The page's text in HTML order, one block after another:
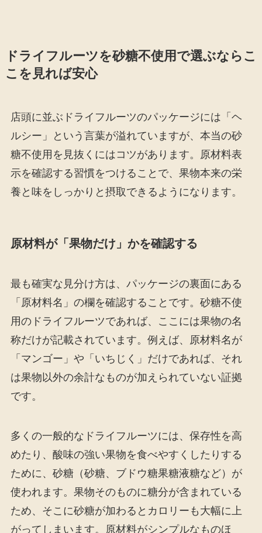
ドライフルーツを砂糖不使用で選ぶならこ
こを見れば安心
店頭に並ぶドライフルーツのパッケージには「ヘ
ルシー」という言葉が溢れていますが、本当の砂
糖不使用を見抜くにはコツがあります。原材料表
示を確認する習慣をつけることで、果物本来の栄
養と味をしっかりと摂取できるようになります。
原材料が「果物だけ」かを確認する
最も確実な見分け方は、パッケージの裏面にある
「原材料名」の欄を確認することです。砂糖不使
用のドライフルーツであれば、ここには果物の名
称だけが記載されています。例えば、原材料名が
「マンゴー」や「いちじく」だけであれば、それ
は果物以外の余計なものが加えられていない証拠
です。
多くの一般的なドライフルーツには、保存性を高
めたり、酸味の強い果物を食べやすくしたりする
ために、砂糖（砂糖、ブドウ糖果糖液糖など）が
使われます。果物そのものに糖分が含まれている
ため、そこに砂糖が加わるとカロリーも大幅に上
がってしまいます。原材料がシンプルなものほ